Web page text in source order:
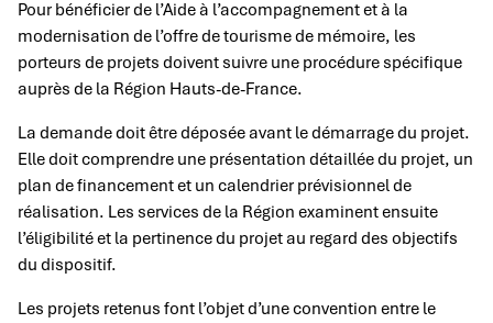
Pour bénéficier de l’Aide à l’accompagnement et à la
modernisation de l’offre de tourisme de mémoire, les
porteurs de projets doivent suivre une procédure spécifique
auprès de la Région Hauts-de-France.
La demande doit être déposée avant le démarrage du projet.
Elle doit comprendre une présentation détaillée du projet, un
plan de financement et un calendrier prévisionnel de
réalisation. Les services de la Région examinent ensuite
l’éligibilité et la pertinence du projet au regard des objectifs
du dispositif.
Les projets retenus font l’objet d’une convention entre le